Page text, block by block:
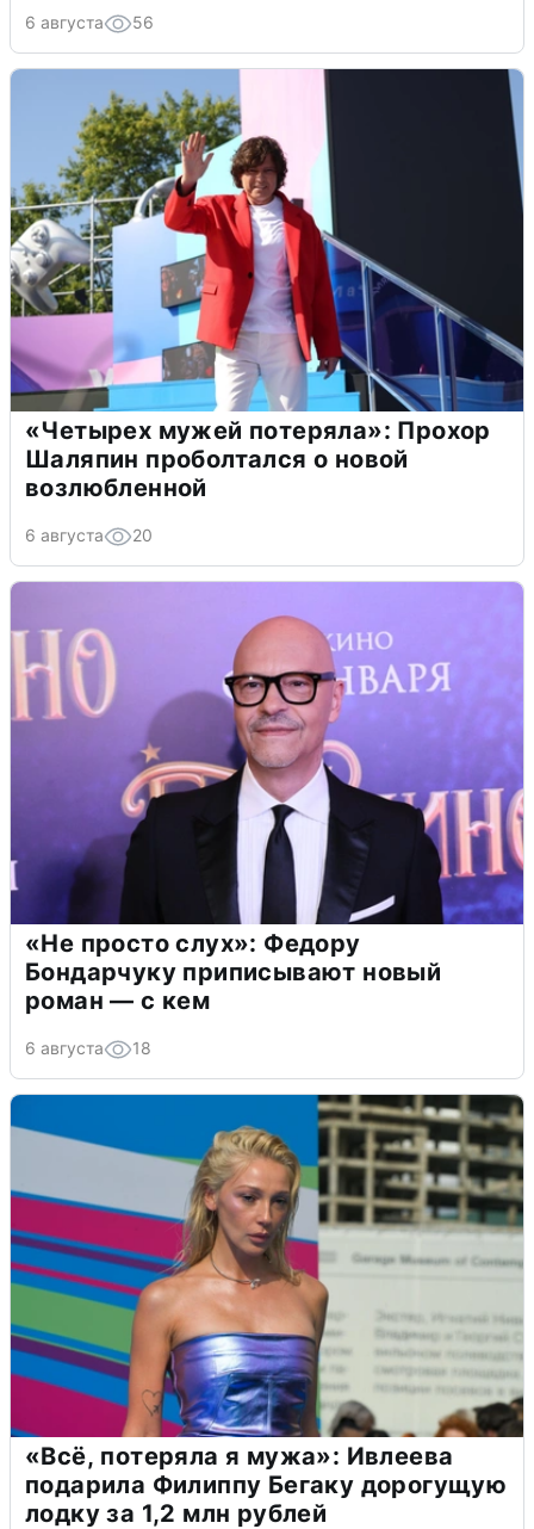
6 августа 56
«Четырех мужей потеряла»: Прохор
Шаляпин проболтался о новой
возлюбленной
6 августа 20
«Не просто слух»: Федору
Бондарчуку приписывают новый
роман — с кем
6 августа 18
«Всё, потеряла я мужа»: Ивлеева
подарила Филиппу Бегаку дорогущую
лодку за 1,2 млн рублей